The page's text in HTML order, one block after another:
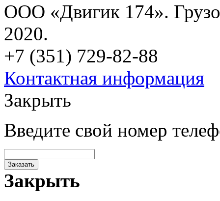
ООО «Двигик 174».
2020.
+7 (351) 729-82-88
Контактная информация
Закрыть
Введите свой номер
Заказать
Закрыть